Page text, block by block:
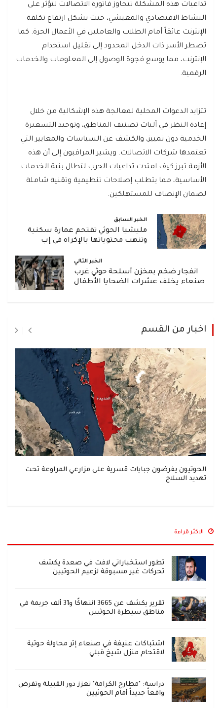
تداعيات هذه المشكلة تتجاوز فاتورة الاتصالات لتؤثر على
النشاط الاقتصادي والمعيشي، حيث يشكل ارتفاع تكلفة
الإنترنت عائقاً أمام الطلاب والعاملين في الأعمال الحرة. كما
تضطر الأسر ذات الدخل المحدود إلى تقليل استخدام
الإنترنت، مما يوسع فجوة الوصول إلى المعلومات والخدمات
الرقمية.
تتزايد الدعوات المحلية لمعالجة هذه الإشكالية من خلال
إعادة النظر في آليات تصنيف المناطق، وتوحيد التسعيرة
الخدمية دون تمييز، والكشف عن السياسات والمعايير التي
تعتمدها شركات الاتصالات. ويشير المراقبون إلى أن هذه
الأزمة تبرز كيف امتدت تداعيات الحرب لتطال بنية الخدمات
الأساسية، مما يتطلب إصلاحات تنظيمية وتقنية شاملة
لضمان الإنصاف للمستهلكين.
الخبر السابق
مليشيا الحوثي تقتحم عمارة سكنية
وتنهب محتوياتها بالإكراه في إب
الخبر التالي
انفجار ضخم بمخزن أسلحة حوثي غرب
صنعاء يخلف عشرات الضحايا الأطفال
اخبار من القسم
الحوثيون يفرضون جبايات قسرية على مزارعي المراوعة تحت
تهديد السلاح
الاكثر قراءة
تطور استخباراتي لافت في صعدة يكشف
تحركات غير مسبوقة لزعيم الحوثيين
تقرير يكشف عن 3665 انتهاكًا و31 ألف جريمة في
مناطق سيطرة الحوثيين
اشتباكات عنيفة في صنعاء إثر محاولة حوثية
لاقتحام منزل شيخ قبلي
دراسة: "مطارح الكرامة" تعزز دور القبيلة وتفرض
واقعاً جديداً أمام الحوثيين